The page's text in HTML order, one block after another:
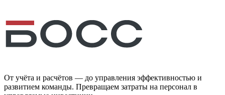
От учёта и расчётов — до управления эффективностью и
развитием команды. Превращаем затраты на персонал в